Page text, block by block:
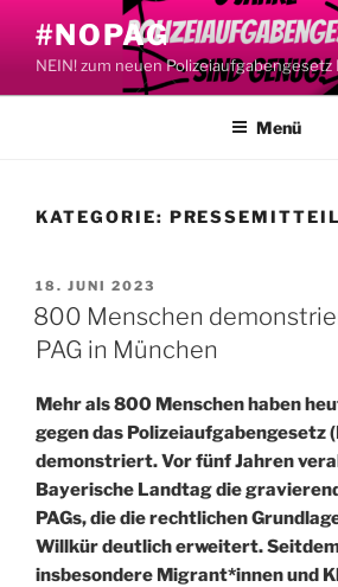
Inhalt
springen
#NOPAG
NEIN! zum neuen Polizeiaufgabengesetz
Menü
KATEGORIE:
VERÖFFENTLICHT
AM
18. JUNI 2023
800 Menschen
PAG in München
Mehr als 800 Menschen haben
gegen das Polizeiaufgabengesetz
demonstriert. Vor fünf Jahren
Bayerische Landtag die
PAGs, die die rechtlichen
Willkür deutlich erweitert.
insbesondere Migrant*innen und